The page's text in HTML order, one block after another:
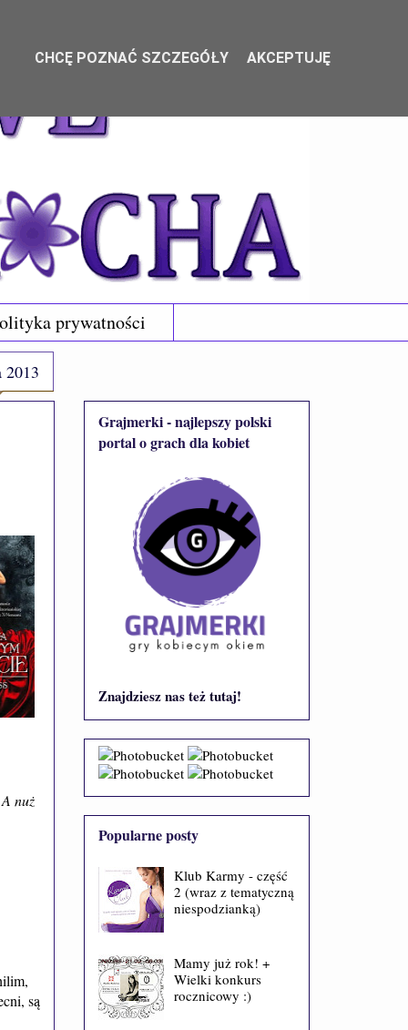
prywatności
2013
nuż
są
Grajmerki - najlepszy polski
portal o grach dla kobiet
Znajdziesz nas też tutaj!
Popularne posty
Klub Karmy - część
2 (wraz z tematyczną
niespodzianką)
Mamy już rok! +
Wielki konkurs
rocznicowy :)
CHCĘ POZNAĆ SZCZEGÓŁY AKCEPTUJĘ